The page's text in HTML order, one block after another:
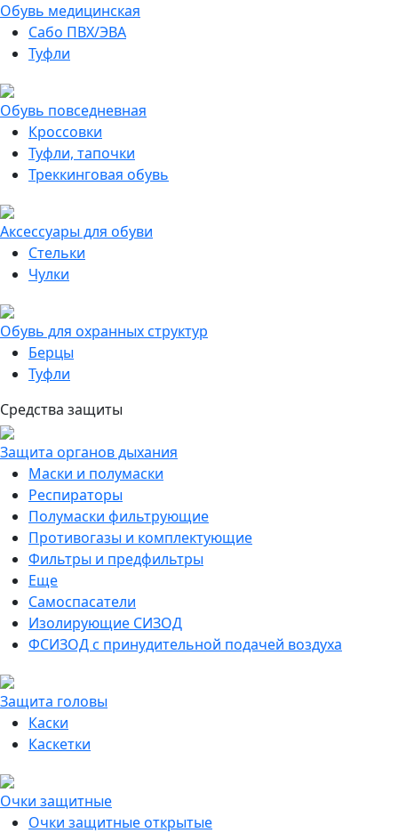
Обувь медицинская
Сабо ПВХ/ЭВА
Туфли
Обувь повседневная
Кроссовки
Туфли, тапочки
Треккинговая обувь
Аксессуары для обуви
Стельки
Чулки
Обувь для охранных структур
Берцы
Туфли
Средства защиты
Защита органов дыхания
Маски и полумаски
Респираторы
Полумаски фильтрующие
Противогазы и комплектующие
Фильтры и предфильтры
Еще
Самоспасатели
Изолирующие СИЗОД
ФСИЗОД с принудительной подачей воздуха
Защита головы
Каски
Каскетки
Очки защитные
Очки защитные открытые